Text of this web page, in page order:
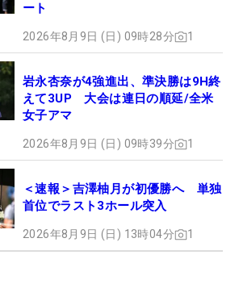
ート
2026年8月9日 (日) 09時28分 1
岩永杏奈が4強進出、準決勝は9H終
えて3UP 大会は連日の順延/全米
女子アマ
2026年8月9日 (日) 09時39分 1
＜速報＞吉澤柚月が初優勝へ 単独
首位でラスト3ホール突入
2026年8月9日 (日) 13時04分 1